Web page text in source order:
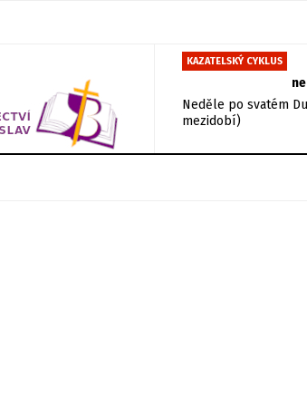
KAZATELSKÝ CYKLUS
Neděle po svatém
mezidobí)